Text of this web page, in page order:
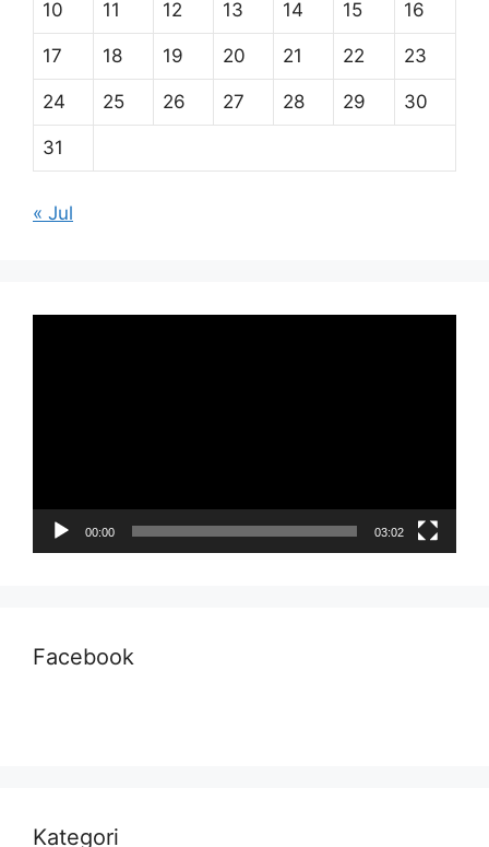
10 11 12 13 14 15 16
17 18 19 20 21 22 23
24 25 26 27 28 29 30
31
« Jul
00:00 03:02
Facebook
Kategori